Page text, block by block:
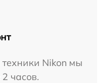
Nikon мы
часов.